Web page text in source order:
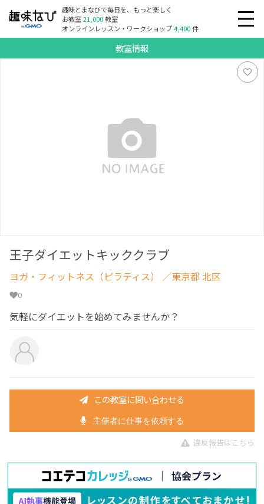
趣味とまなびで毎日を、もっと楽しく
お教室21,000教室
オンラインレッスン・ワークショップ4,400件
教室情報
王子ダイエットキッククラブ
ヨガ・フィットネス（ピラティス） ／東京都 北区
0
気軽にダイエットを始めてみませんか？
この教室に問い合わせる
主催者に仕事を依頼する
違反報告はこちら